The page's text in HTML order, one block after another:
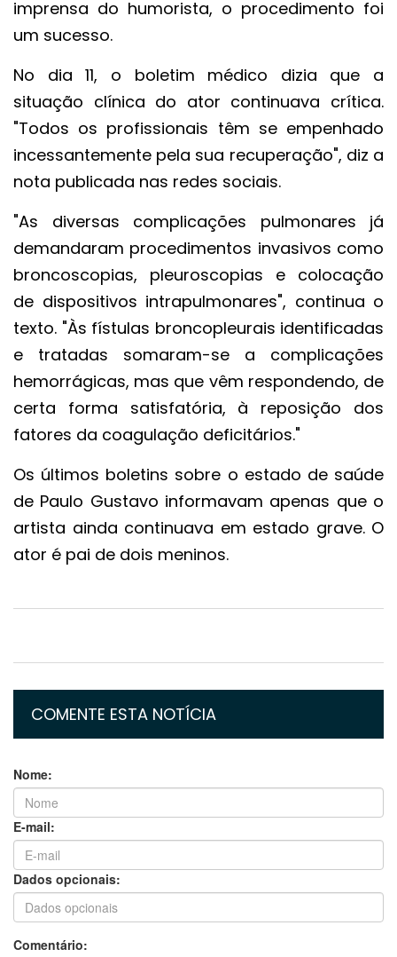
imprensa do humorista, o procedimento foi
um sucesso.
No dia 11, o boletim médico dizia que a
situação clínica do ator continuava crítica.
"Todos os profissionais têm se empenhado
incessantemente pela sua recuperação", diz a
nota publicada nas redes sociais.
"As diversas complicações pulmonares já
demandaram procedimentos invasivos como
broncoscopias, pleuroscopias e colocação
de dispositivos intrapulmonares", continua o
texto. "Às fístulas broncopleurais identificadas
e tratadas somaram-se a complicações
hemorrágicas, mas que vêm respondendo, de
certa forma satisfatória, à reposição dos
fatores da coagulação deficitários."
Os últimos boletins sobre o estado de saúde
de Paulo Gustavo informavam apenas que o
artista ainda continuava em estado grave. O
ator é pai de dois meninos.
COMENTE ESTA NOTÍCIA
Nome:
E-mail:
Dados opcionais:
Comentário: